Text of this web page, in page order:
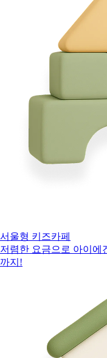
서울형 키즈카페
저렴한 요금으로 아이에
까지!